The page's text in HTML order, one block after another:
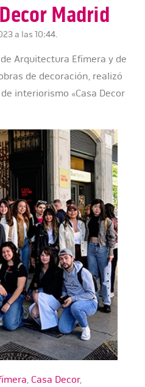
Madrid
a las 10:44.
Arquitectura Efímera y de
de decoración, realizó
interiorismo «Casa Decor
, Casa Decor,